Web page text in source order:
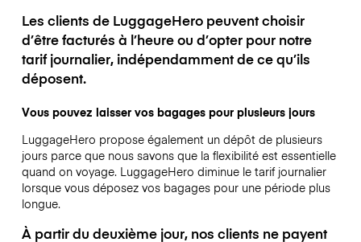
Les clients de LuggageHero peuvent choisir
d’être facturés à l’heure ou d’opter pour notre
tarif journalier, indépendamment de ce qu’ils
déposent.
Vous pouvez laisser vos bagages pour plusieurs jours
LuggageHero propose également un dépôt de plusieurs
jours parce que nous savons que la flexibilité est essentielle
quand on voyage. LuggageHero diminue le tarif journalier
lorsque vous déposez vos bagages pour une période plus
longue.
À partir du deuxième jour, nos clients ne payent